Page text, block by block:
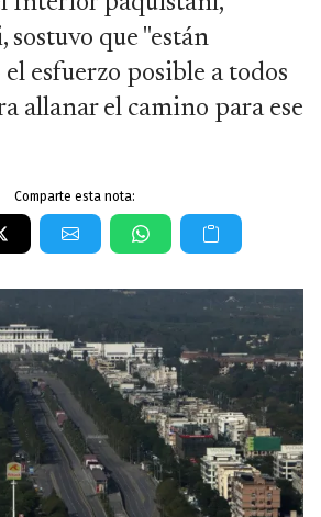
que "están
esfuerzo posible a todos
allanar el camino para ese
Comparte esta nota: